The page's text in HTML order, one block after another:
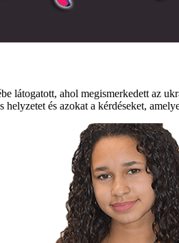
ahol megismerkedett az
és azokat a kérdéseket,